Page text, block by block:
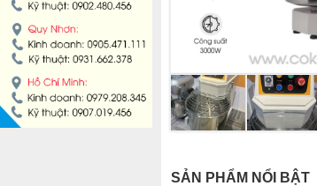
SẢN PHẨM NỔI BẬT
LÒ NƯỚNG BÁNH NGỌT
MÁY LÀM XÍU MẠI